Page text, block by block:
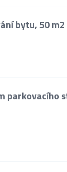
bytu, 50 m2
parkovacího